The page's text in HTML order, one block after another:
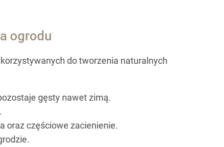
ogrodu
do tworzenia naturalnych
gęsty nawet zimą.
oraz częściowe zacienienie.